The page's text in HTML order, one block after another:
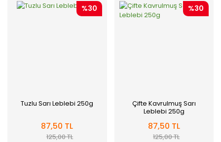
%30
Tuzlu Sarı Leblebi 250g
87,50 TL
125,00 TL
%30
Çifte Kavrulmuş Sarı
Leblebi 250g
87,50 TL
125,00 TL